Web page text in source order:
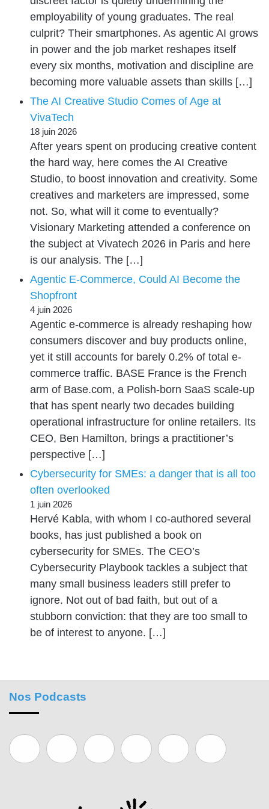
employability of young graduates. The real
culprit? Their smartphones. As agentic AI grows
in power and the job market reshapes itself
every six months, motivation and discipline are
becoming more valuable assets than skills […]
The AI Creative Studio Comes of Age at
VivaTech
18 juin 2026
After years spent on producing creative content
the hard way, here comes the AI Creative
Studio, to boost innovation and creativity. Some
creatives and marketers are impressed, some
not. So, what will it come to eventually?
Visionary Marketing attended a conference on
the subject at Vivatech 2026 in Paris and here
is our analysis. The […]
Agentic E-Commerce, Could AI Become the
Shopfront
4 juin 2026
Agentic e-commerce is already reshaping how
consumers discover and buy products online,
yet it still accounts for barely 0.2% of total e-
commerce traffic. BASE France is the French
arm of Base.com, a Polish-born SaaS scale-up
that has spent nearly two decades building
operational infrastructure for online retailers. Its
CEO, Ben Hamilton, brings a practitioner’s
perspective […]
Cybersecurity for SMEs: a danger that is all too
often overlooked
1 juin 2026
Hervé Kabla, with whom I co-authored several
books, has just published a book on
cybersecurity for SMEs. The CEO’s
Cybersecurity Playbook tackles a subject that
many small business leaders still prefer to
ignore. Not out of bad faith, but out of a
stubborn conviction: that they are too small to
be of interest to anyone. […]
Nos Podcasts